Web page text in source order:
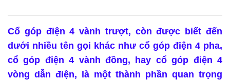
Cổ góp điện 4 vành trượt, còn được biết đến
dưới nhiều tên gọi khác như cổ góp điện 4 pha,
cổ góp điện 4 vành đồng, hay cổ góp điện 4
vòng dẫn điện, là một thành phần quan trọng